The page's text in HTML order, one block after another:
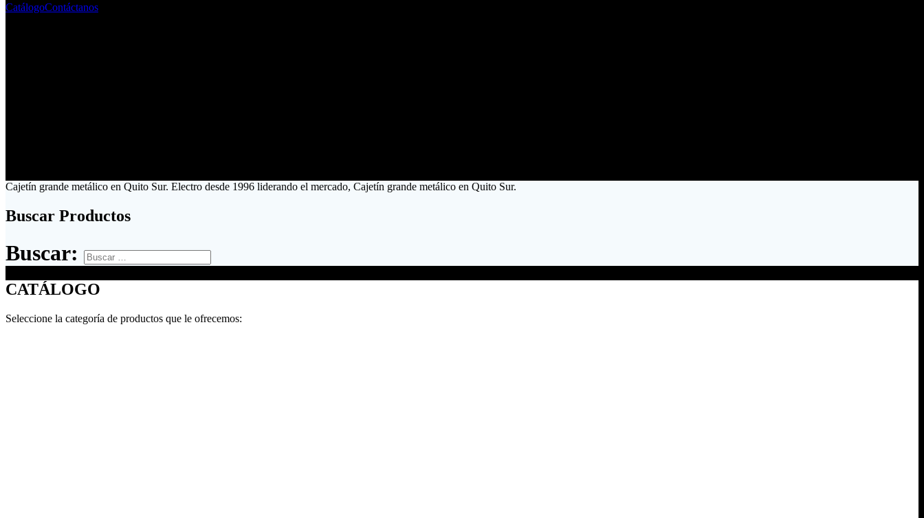
CatálogoContáctanos
Cajetín grande metálico en Quito Sur. Electro desde 1996 liderando el mercado, Cajetín grande metálico en Quito Sur.
Buscar Productos
Buscar:
CATÁLOGO
Seleccione la categoría de productos que le ofrecemos: